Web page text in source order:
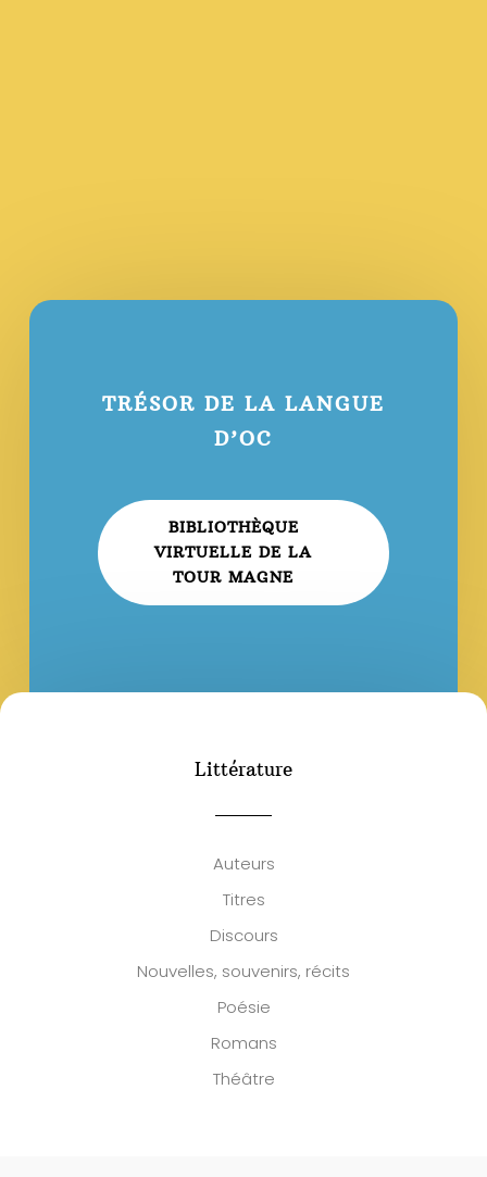
TRÉSOR DE LA LANGUE
D’OC
BIBLIOTHÈQUE
VIRTUELLE DE LA
TOUR MAGNE
Littérature
Auteurs
Titres
Discours
Nouvelles, souvenirs, récits
Poésie
Romans
Théâtre